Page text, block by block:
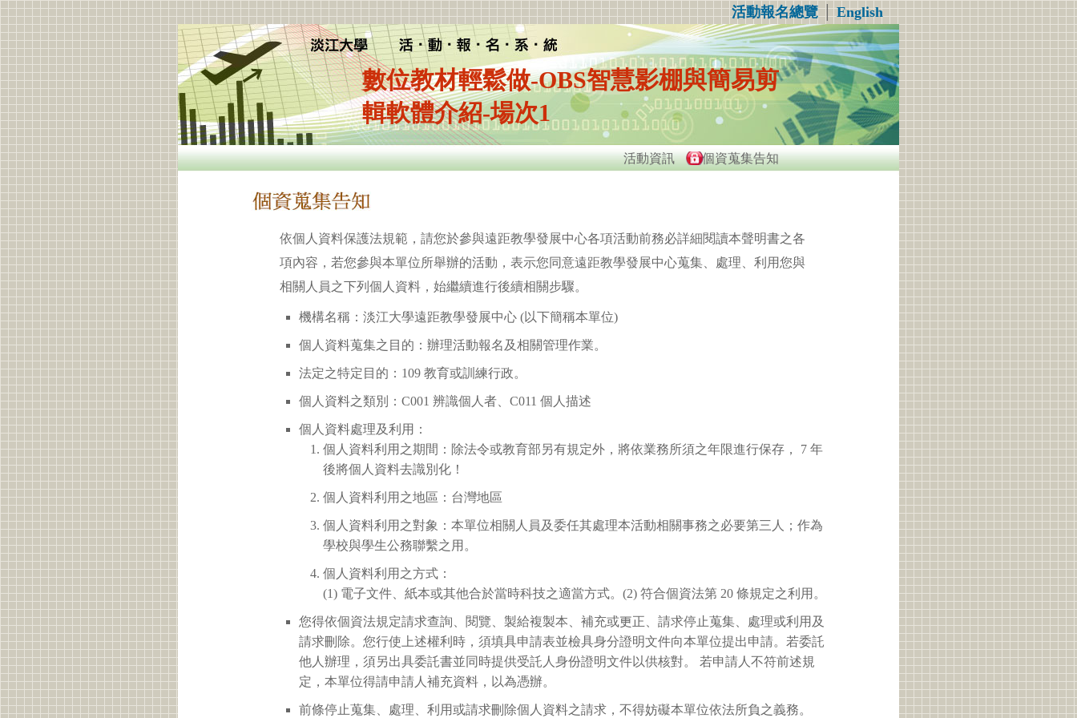
活動報名總覽│English
數位教材輕鬆做-OBS智慧影棚與簡易剪
輯軟體介紹-場次1
活動資訊 個資蒐集告知
依個人資料保護法規範，請您於參與遠距教學發展中心各項活動前務必詳細閱讀本聲明書之各
項內容，若您參與本單位所舉辦的活動，表示您同意遠距教學發展中心蒐集、處理、利用您與
相關人員之下列個人資料，始繼續進行後續相關步驟。
機構名稱：淡江大學遠距教學發展中心 (以下簡稱本單位)
個人資料蒐集之目的：辦理活動報名及相關管理作業。
法定之特定目的：109 教育或訓練行政。
個人資料之類別：C001 辨識個人者、C011 個人描述
個人資料處理及利用：
個人資料利用之期間：除法令或教育部另有規定外，將依業務所須之年限進行保存， 7 年
後將個人資料去識別化！
個人資料利用之地區：台灣地區
個人資料利用之對象：本單位相關人員及委任其處理本活動相關事務之必要第三人；作為
學校與學生公務聯繫之用。
個人資料利用之方式：
(1) 電子文件、紙本或其他合於當時科技之適當方式。(2) 符合個資法第 20 條規定之利用。
您得依個資法規定請求查詢、閱覽、製給複製本、補充或更正、請求停止蒐集、處理或利用及
請求刪除。您行使上述權利時，須填具申請表並檢具身分證明文件向本單位提出申請。若委託
他人辦理，須另出具委託書並同時提供受託人身份證明文件以供核對。 若申請人不符前述規
定，本單位得請申請人補充資料，以為憑辦。
前條停止蒐集、處理、利用或請求刪除個人資料之請求，不得妨礙本單位依法所負之義務。